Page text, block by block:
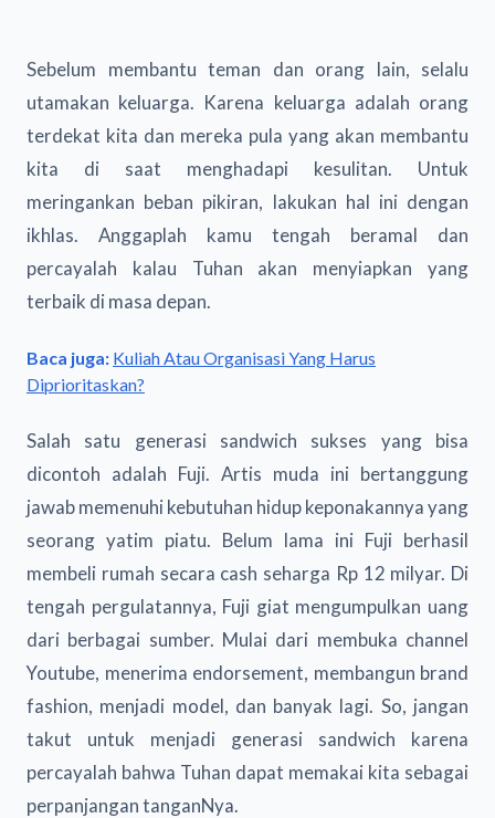
Sebelum membantu teman dan orang lain, selalu
utamakan keluarga. Karena keluarga adalah orang
terdekat kita dan mereka pula yang akan membantu
kita di saat menghadapi kesulitan. Untuk
meringankan beban pikiran, lakukan hal ini dengan
ikhlas. Anggaplah kamu tengah beramal dan
percayalah kalau Tuhan akan menyiapkan yang
terbaik di masa depan.
Baca juga: Kuliah Atau Organisasi Yang Harus
Diprioritaskan?
Salah satu generasi sandwich sukses yang bisa
dicontoh adalah Fuji. Artis muda ini bertanggung
jawab memenuhi kebutuhan hidup keponakannya yang
seorang yatim piatu. Belum lama ini Fuji berhasil
membeli rumah secara cash seharga Rp 12 milyar. Di
tengah pergulatannya, Fuji giat mengumpulkan uang
dari berbagai sumber. Mulai dari membuka channel
Youtube, menerima endorsement, membangun brand
fashion, menjadi model, dan banyak lagi. So, jangan
takut untuk menjadi generasi sandwich karena
percayalah bahwa Tuhan dapat memakai kita sebagai
perpanjangan tanganNya.